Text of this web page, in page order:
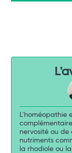
L'homéopathie
nervosité ou de
nutriments
la rhodiole ou